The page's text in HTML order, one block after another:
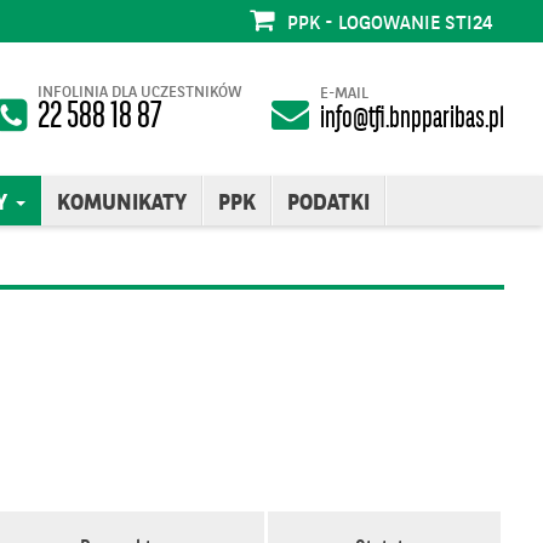
PPK - LOGOWANIE STI24
INFOLINIA DLA UCZESTNIKÓW
22 588 18 87 E-MAIL
info@tfi.bnpparibas.pl
KOMUNIKATY PPK PODATKI